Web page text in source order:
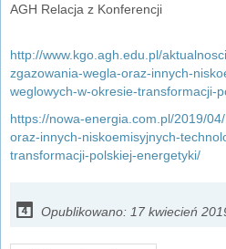
AGH Relacja z Konferencji
http://www.kgo.agh.edu.pl/
zgazowania-wegla-oraz-innych-
weglowych-w-okresie-transformacji-
https://nowa-energia.com.pl/2019/
oraz-innych-niskoemisyjnych-
transformacji-polskiej-energetyki/
Opublikowano: 17 kwiecień